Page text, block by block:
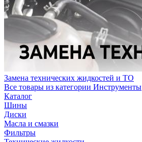
Замена технических жидкостей и ТО
Все товары из категории Инструменты
Каталог
Шины
Диски
Масла и смазки
Фильтры